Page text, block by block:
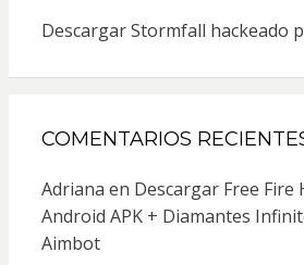
Descargar Stormfall hackeado
COMENTARIOS
Adriana en Descargar Free Fire
Android APK + Diamantes
Aimbot